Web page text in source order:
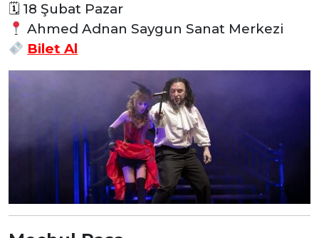
🗓 18 Şubat Pazar
Ahmed Adnan Saygun Sanat Merkezi
Bilet Al